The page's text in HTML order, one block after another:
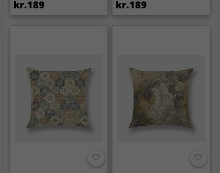
kr.189 kr.189